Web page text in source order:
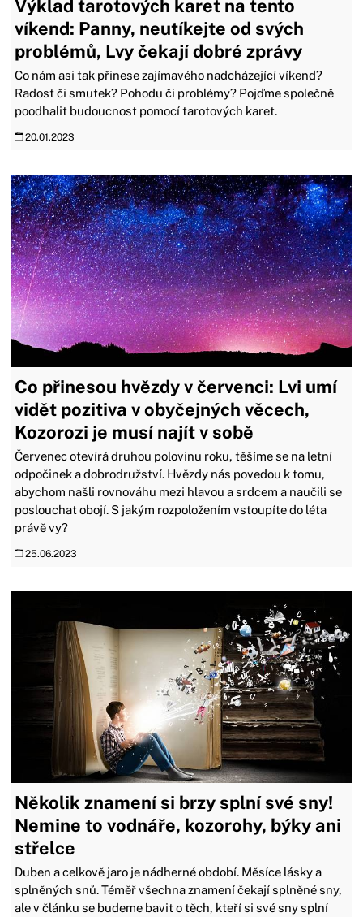
Výklad tarotových karet na tento
víkend: Panny, neutíkejte od svých
problémů, Lvy čekají dobré zprávy
Co nám asi tak přinese zajímavého nadcházející víkend?
Radost či smutek? Pohodu či problémy? Pojďme společně
poodhalit budoucnost pomocí tarotových karet.
20.01.2023
Co přinesou hvězdy v červenci: Lvi umí
vidět pozitiva v obyčejných věcech,
Kozorozi je musí najít v sobě
Červenec otevírá druhou polovinu roku, těšíme se na letní
odpočinek a dobrodružství. Hvězdy nás povedou k tomu,
abychom našli rovnováhu mezi hlavou a srdcem a naučili se
poslouchat obojí. S jakým rozpoložením vstoupíte do léta
právě vy?
25.06.2023
Několik znamení si brzy splní své sny!
Nemine to vodnáře, kozorohy, býky ani
střelce
Duben a celkově jaro je nádherné období. Měsíce lásky a
splněných snů. Téměř všechna znamení čekají splněné sny,
ale v článku se budeme bavit o těch, kteří si své sny splní